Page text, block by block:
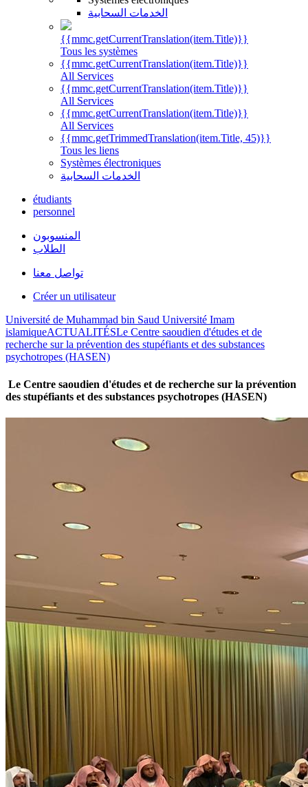
الخدمات السحابية
{{mmc.getCurrentTranslation(item.Title)}}
Tous les systèmes
{{mmc.getCurrentTranslation(item.Title)}}
All Services
{{mmc.getCurrentTranslation(item.Title)}}
All Services
{{mmc.getCurrentTranslation(item.Title)}}
All Services
{{mmc.getTrimmedTranslation(item.Title, 45)}}
Tous les liens
Systèmes électroniques
الخدمات السحابية
étudiants
personnel
المنسوبون
الطلاب
تواصل معنا
Créer un utilisateur
Université de Muhammad bin Saud Université Imam
islamiqueACTUALITÉSLe Centre saoudien d'études et de
recherche sur la prévention des stupéfiants et des substances
psychotropes (HASEN)
Le Centre saoudien d'études et de recherche sur la prévention
des stupéfiants et des substances psychotropes (HASEN)